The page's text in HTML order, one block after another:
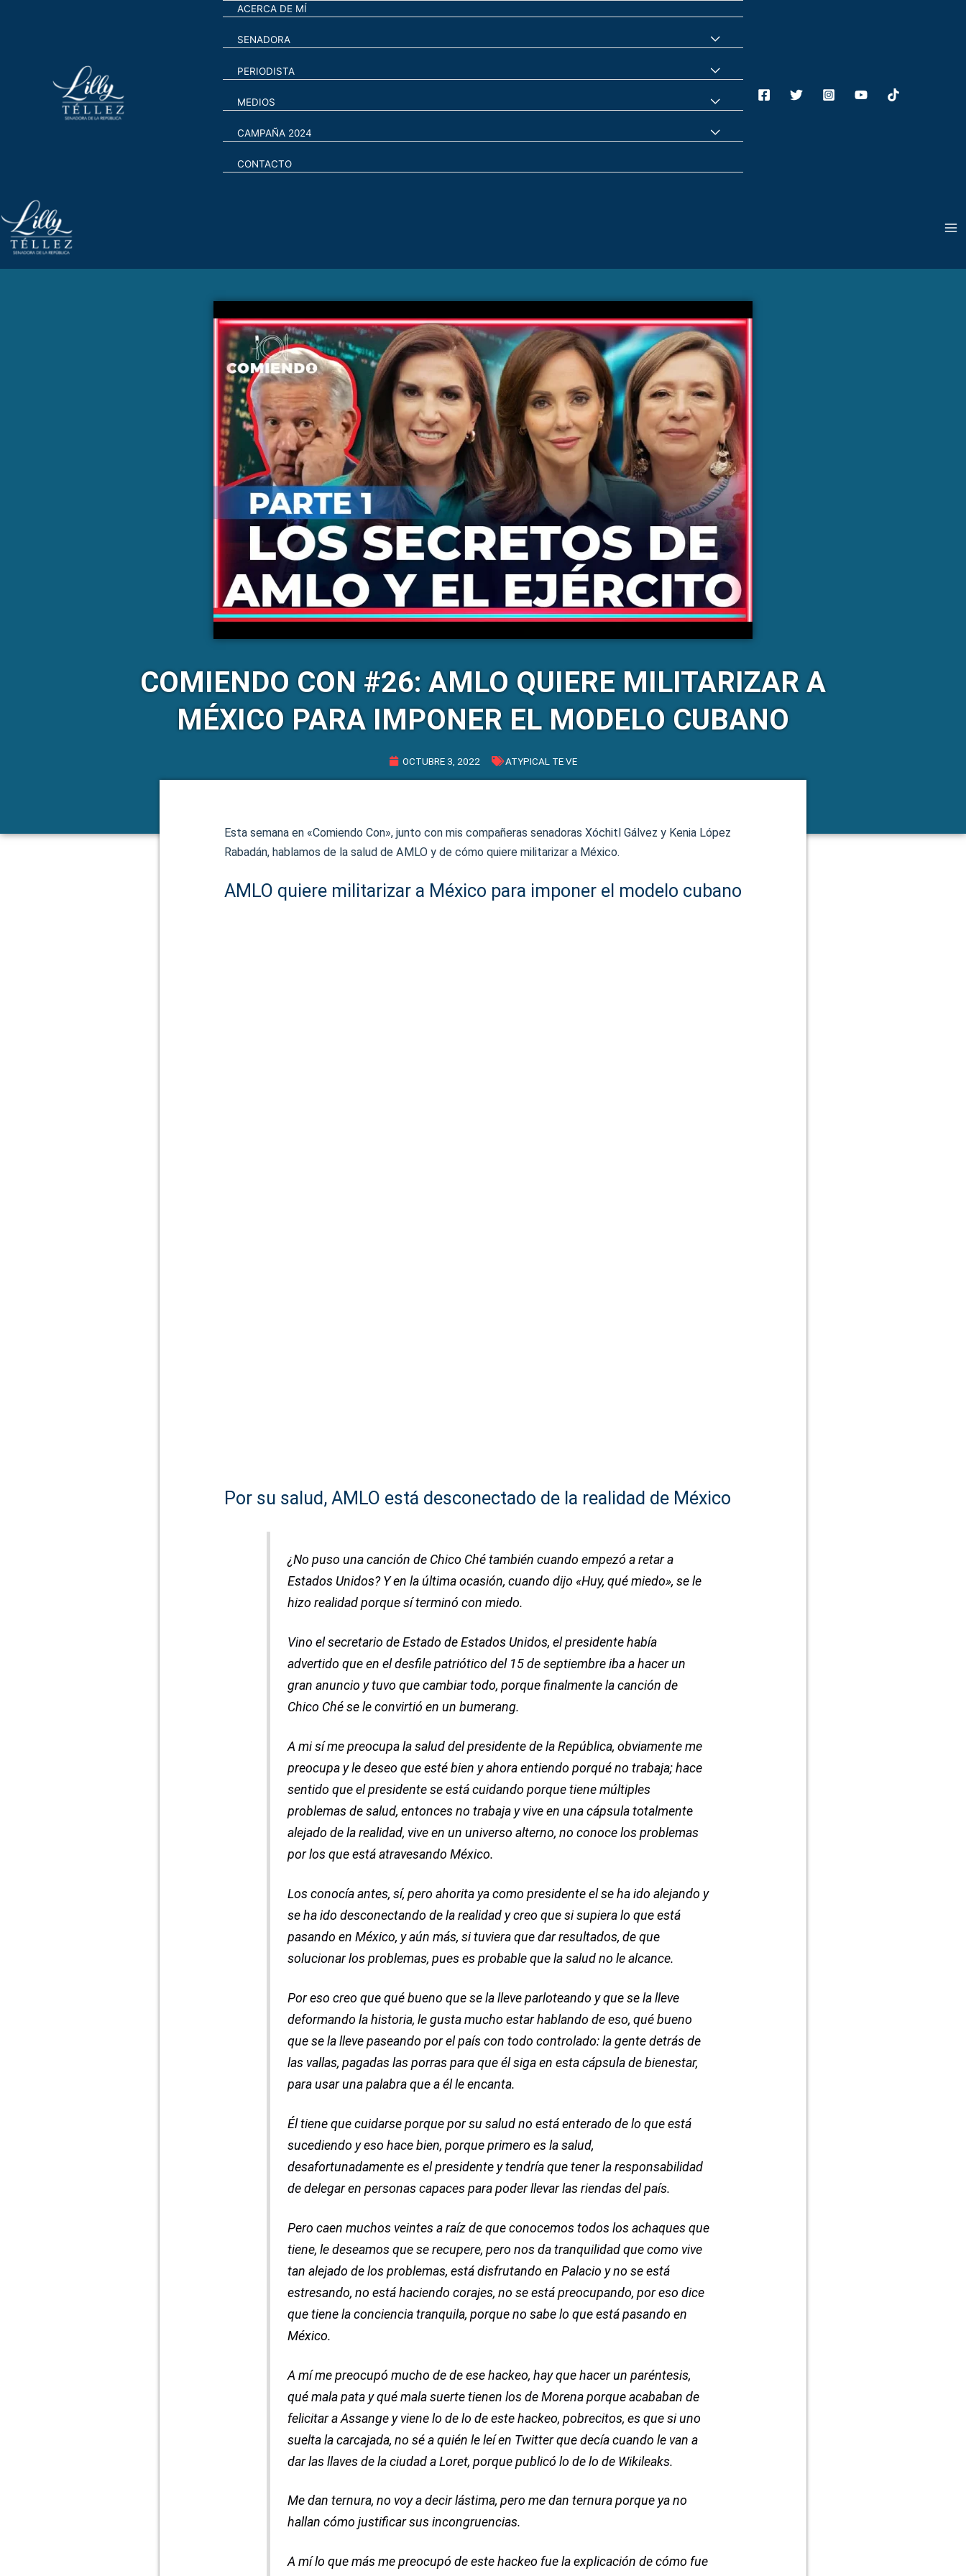
ACERCA DE MÍ
SENADORA
PERIODISTA
MEDIOS
CAMPAÑA 2024
CONTACTO
COMIENDO CON #26: AMLO QUIERE MILITARIZAR A
MÉXICO PARA IMPONER EL MODELO CUBANO
OCTUBRE 3, 2022 ATYPICAL TE VE
Esta semana en «Comiendo Con», junto con mis compañeras senadoras Xóchitl Gálvez y Kenia López
Rabadán, hablamos de la salud de AMLO y de cómo quiere militarizar a México.
AMLO quiere militarizar a México para imponer el modelo cubano
Por su salud, AMLO está desconectado de la realidad de México
¿No puso una canción de Chico Ché también cuando empezó a retar a
Estados Unidos? Y en la última ocasión, cuando dijo «Huy, qué miedo», se le
hizo realidad porque sí terminó con miedo.
Vino el secretario de Estado de Estados Unidos, el presidente había
advertido que en el desfile patriótico del 15 de septiembre iba a hacer un
gran anuncio y tuvo que cambiar todo, porque finalmente la canción de
Chico Ché se le convirtió en un bumerang.
A mi sí me preocupa la salud del presidente de la República, obviamente me
preocupa y le deseo que esté bien y ahora entiendo porqué no trabaja; hace
sentido que el presidente se está cuidando porque tiene múltiples
problemas de salud, entonces no trabaja y vive en una cápsula totalmente
alejado de la realidad, vive en un universo alterno, no conoce los problemas
por los que está atravesando México.
Los conocía antes, sí, pero ahorita ya como presidente el se ha ido alejando y
se ha ido desconectando de la realidad y creo que si supiera lo que está
pasando en México, y aún más, si tuviera que dar resultados, de que
solucionar los problemas, pues es probable que la salud no le alcance.
Por eso creo que qué bueno que se la lleve parloteando y que se la lleve
deformando la historia, le gusta mucho estar hablando de eso, qué bueno
que se la lleve paseando por el país con todo controlado: la gente detrás de
las vallas, pagadas las porras para que él siga en esta cápsula de bienestar,
para usar una palabra que a él le encanta.
Él tiene que cuidarse porque por su salud no está enterado de lo que está
sucediendo y eso hace bien, porque primero es la salud,
desafortunadamente es el presidente y tendría que tener la responsabilidad
de delegar en personas capaces para poder llevar las riendas del país.
Pero caen muchos veintes a raíz de que conocemos todos los achaques que
tiene, le deseamos que se recupere, pero nos da tranquilidad que como vive
tan alejado de los problemas, está disfrutando en Palacio y no se está
estresando, no está haciendo corajes, no se está preocupando, por eso dice
que tiene la conciencia tranquila, porque no sabe lo que está pasando en
México.
A mí me preocupó mucho de de ese hackeo, hay que hacer un paréntesis,
qué mala pata y qué mala suerte tienen los de Morena porque acababan de
felicitar a Assange y viene lo de lo de este hackeo, pobrecitos, es que si uno
suelta la carcajada, no sé a quién le leí en Twitter que decía cuando le van a
dar las llaves de la ciudad a Loret, porque publicó lo de lo de Wikileaks.
Me dan ternura, no voy a decir lástima, pero me dan ternura porque ya no
hallan cómo justificar sus incongruencias.
A mí lo que más me preocupó de este hackeo fue la explicación de cómo fue